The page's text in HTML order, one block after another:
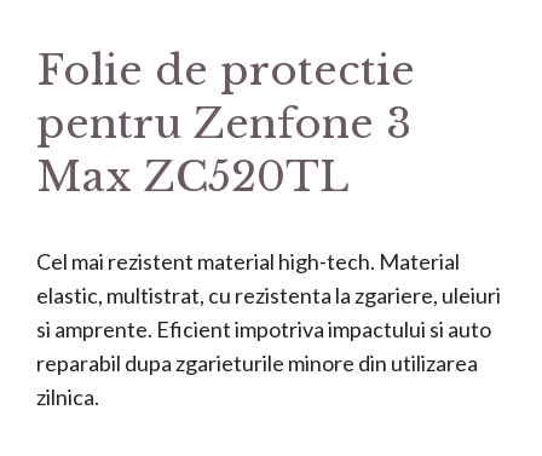
Folie de protectie
pentru Zenfone 3
Max ZC520TL
Cel mai rezistent material high-tech. Material
elastic, multistrat, cu rezistenta la zgariere, uleiuri
si amprente. Eficient impotriva impactului si auto
reparabil dupa zgarieturile minore din utilizarea
zilnica.